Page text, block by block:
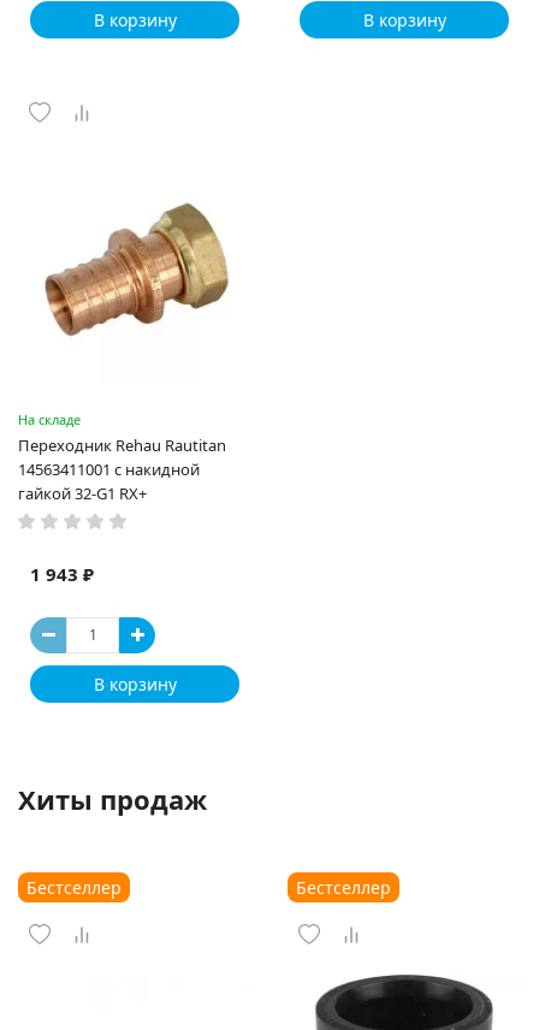
В корзину В корзину
На складе
Переходник Rehau Rautitan
14563411001 с накидной
гайкой 32-G1 RX+
1 943 ₽
В корзину
Хиты продаж
Бестселлер Бестселлер